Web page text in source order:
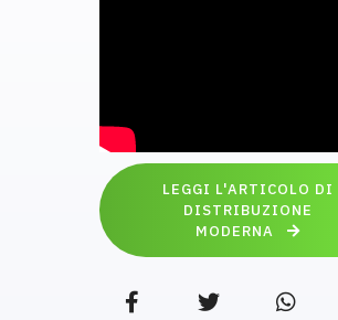
LEGGI L'ARTICOLO DI
DISTRIBUZIONE
MODERNA